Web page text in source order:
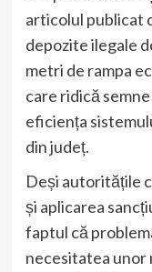
articolul publicat
depozite ilegale
metri de rampa
care ridică
eficiența
din județ.
Deși autoritățile
și aplicarea
faptul că
necesitatea unor